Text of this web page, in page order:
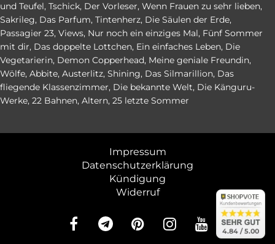
und Teufel, Tschick, Der Vorleser, Wenn Frauen zu sehr lieben,
Sakrileg, Das Parfum, Tintenherz, Die Säulen der Erde,
Passagier 23, Views, Nur noch ein einziges Mal, Fünf Sommer
mit dir, Das doppelte Lottchen, Ein einfaches Leben, Die
Vegetarierin, Demon Copperhead, Meine geniale Freundin,
Wölfe, Abbite, Austerlitz, Shining, Das Silmarillion, Das
fliegende Klassenzimmer, Die bekannte Welt, Die Känguru-
Werke, 22 Bahnen, Altern, 25 letzte Sommer
Impressum
Datenschutzerklärung
Kündigung
Widerruf
4.84 / 5.00
4.84